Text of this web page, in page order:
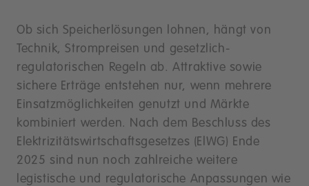
Ob sich Speicherlösungen lohnen, hängt von
Technik, Strompreisen und gesetzlich-
regulatorischen Regeln ab. Attraktive sowie
sichere Erträge entstehen nur, wenn mehrere
Einsatzmöglichkeiten genutzt und Märkte
kombiniert werden. Nach dem Beschluss des
Elektrizitätswirtschaftsgesetzes (ElWG) Ende
2025 sind nun noch zahlreiche weitere
legistische und regulatorische Anpassungen wie